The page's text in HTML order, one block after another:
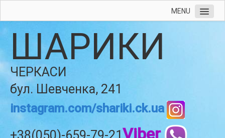
MENU
ШАРИКИ
ЧЕРКАСИ
бул. Шевченка, 241
instagram.com/shariki.ck.ua
+38(050)-659-79-21Viber